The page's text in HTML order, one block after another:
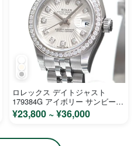
ロレックス デイトジャスト
179384G アイボリー サンビーム
文字盤 ステンレス ホワイトゴー
ルド レディース 時計 コピー
¥23,800 ~ ¥36,000